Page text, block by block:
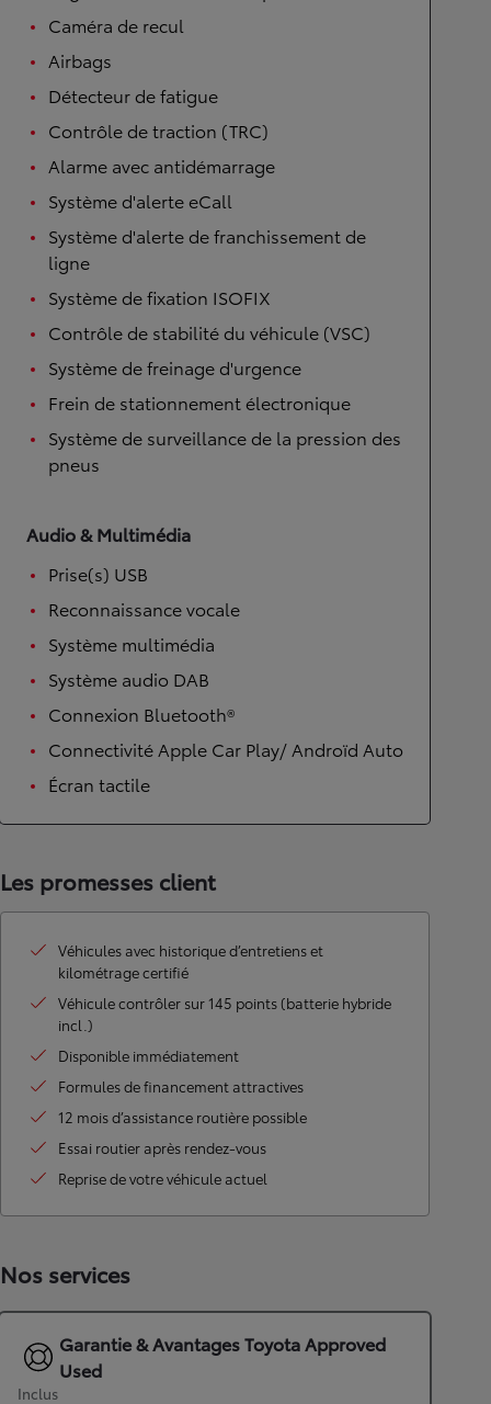
Caméra de recul
Airbags
Détecteur de fatigue
Contrôle de traction (TRC)
Alarme avec antidémarrage
Système d'alerte eCall
Système d'alerte de franchissement de
ligne
Système de fixation ISOFIX
Contrôle de stabilité du véhicule (VSC)
Système de freinage d'urgence
Frein de stationnement électronique
Système de surveillance de la pression des
pneus
Audio & Multimédia
Prise(s) USB
Reconnaissance vocale
Système multimédia
Système audio DAB
Connexion Bluetooth®
Connectivité Apple Car Play/ Androïd Auto
Écran tactile
Les promesses client
Véhicules avec historique d’entretiens et
kilométrage certifié
Véhicule contrôler sur 145 points (batterie hybride
incl.)
Disponible immédiatement
Formules de financement attractives
12 mois d’assistance routière possible
Essai routier après rendez-vous
Reprise de votre véhicule actuel
Nos services
Garantie & Avantages Toyota Approved
Used
Inclus